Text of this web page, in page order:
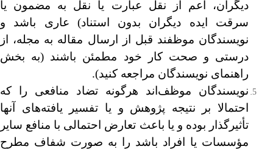
دیگران، اعم از نقل عبارت یا نقل به مضمون یا
سرقت ایده دیگران بدون استناد) عاری باشد و
نویسندگان موظفند قبل از ارسال مقاله به مجله، از
درستی و صحت کار خود مطمئن باشند (به بخش
راهنمای نویسندگان مراجعه کنید).
نویسندگان موظف‌اند هرگونه تضاد منافعی را که
احتمالا بر نتیجه پژوهش و یا تفسیر یافته‌های آنها
تأثیرگذار بوده و یا باعث تعارض احتمالی با منافع سایر
مؤسسات یا افراد باشد را به صورت شفاف مطرح